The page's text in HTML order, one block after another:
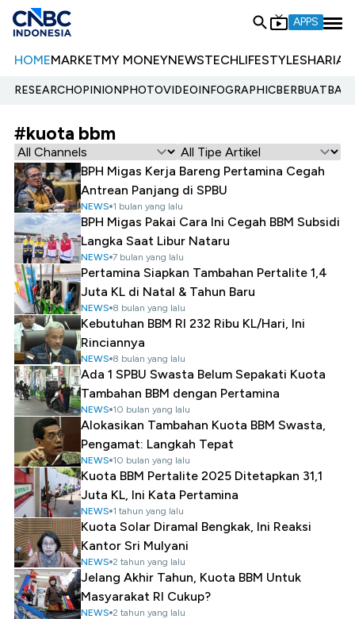
APPS
HOMEMARKETMY MONEYNEWSTECHLIFESTYLESHARIA
RESEARCHOPINIONPHOTOVIDEOINFOGRAPHIC
#kuota bbm
BPH Migas Kerja Bareng Pertamina Cegah
Antrean Panjang di SPBU
NEWS 1 bulan yang lalu
BPH Migas Pakai Cara Ini Cegah BBM Subsidi
Langka Saat Libur Nataru
NEWS 7 bulan yang lalu
Pertamina Siapkan Tambahan Pertalite 1,4
Juta KL di Natal & Tahun Baru
NEWS 8 bulan yang lalu
Kebutuhan BBM RI 232 Ribu KL/Hari, Ini
Rinciannya
NEWS 8 bulan yang lalu
Ada 1 SPBU Swasta Belum Sepakati Kuota
Tambahan BBM dengan Pertamina
NEWS 10 bulan yang lalu
Alokasikan Tambahan Kuota BBM Swasta,
Pengamat: Langkah Tepat
NEWS 10 bulan yang lalu
Kuota BBM Pertalite 2025 Ditetapkan 31,1
Juta KL, Ini Kata Pertamina
NEWS 1 tahun yang lalu
Kuota Solar Diramal Bengkak, Ini Reaksi
Kantor Sri Mulyani
NEWS 2 tahun yang lalu
Jelang Akhir Tahun, Kuota BBM Untuk
Masyarakat RI Cukup?
NEWS 2 tahun yang lalu